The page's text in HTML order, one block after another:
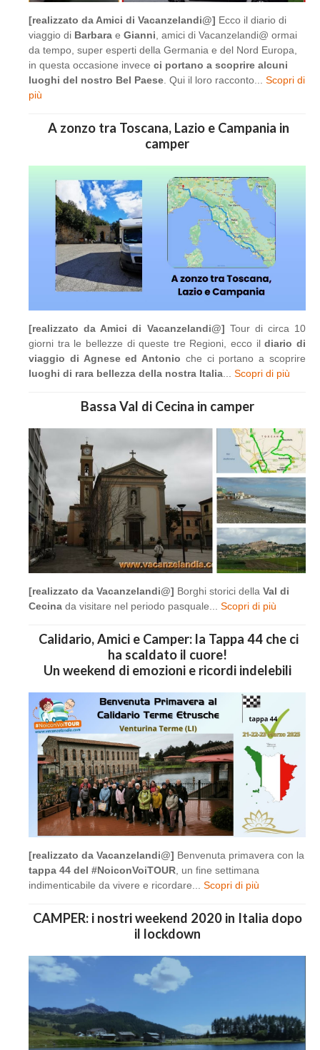
[realizzato da Amici di Vacanzelandi@] Ecco il diario di
viaggio di Barbara e Gianni , amici di Vacanzelandi@ ormai
da tempo, super esperti della Germania e del Nord Europa,
in questa occasione invece ci portano a scoprire alcuni
luoghi del nostro Bel Paese . Qui il loro racconto... Scopri di
più
A zonzo tra Toscana, Lazio e Campania in
camper
[realizzato da Amici di Vacanzelandi@] Tour di circa 10
giorni tra le bellezze di queste tre Regioni, ecco ildiario di
viaggio di Agnese ed Antonio che ci portano a scoprire
luoghi di rara bellezza della nostra Italia
Scopri di più
Bassa Val di Cecina in camper
[realizzato da Vacanzelandi@] Borghi storici della Val di
Cecina da visitare nel periodo pasquale... Scopri di più
Calidario, Amici e Camper: la Tappa 44 che ci
ha scaldato il cuore!
Un weekend di emozioni e ricordi indelebili
[realizzato da Vacanzelandi@] Benvenuta primavera con la
tappa 44 del #NoiconVoiTOUR , un fine settimana
indimenticabile da vivere e ricordare... Scopri di più
CAMPER: i nostri weekend 2020 in Italia dopo
il lockdown